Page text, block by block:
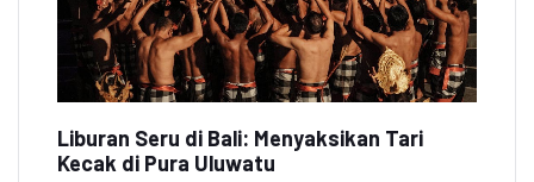
Liburan Seru di Bali: Menyaksikan Tari
Kecak di Pura Uluwatu